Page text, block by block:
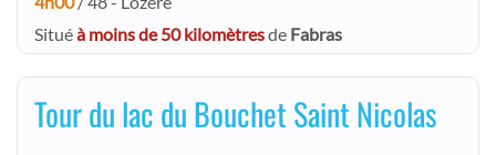
Situéà moins de 50 kilomètresde Fabras
Tour du lac du Bouchet Saint Nicolas